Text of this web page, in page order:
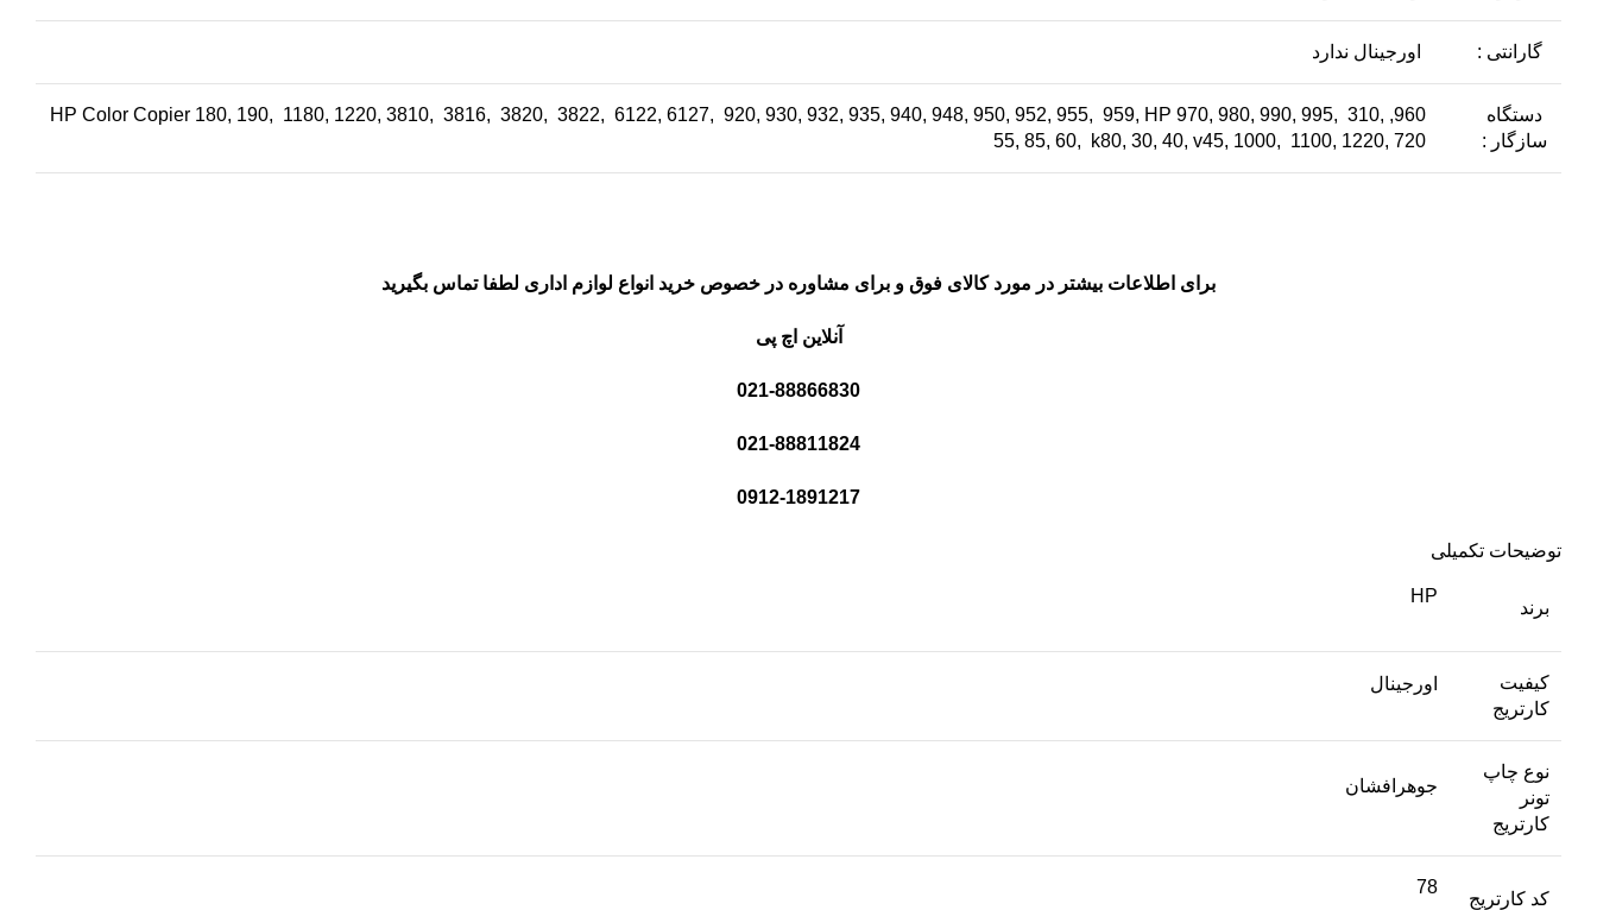
گارانتی : اورجینال ندارد
دستگاه
سازگار :
960, HP Color Copier 180, 190, 1180, 1220, 3810, 3816, 3820, 3822, 6122, 6127, 920, 930, 932, 935, 940, 948, 950, 952, 955, 959, HP 970, 980, 990, 995, 310,
55, 85, 60, k80, 30, 40, v45, 1000, 1100, 1220, 720
برای اطلاعات بیشتر در مورد کالای فوق و برای مشاوره در خصوص خرید انواع لوازم اداری لطفا تماس بگیرید
آنلاین اچ پی
021-88866830
021-88811824
0912-1891217
توضیحات تکمیلی
برند
HP
کیفیت
کارتریج
اورجینال
نوع چاپ
تونر
کارتریج
جوهرافشان
کد کارتریج
78